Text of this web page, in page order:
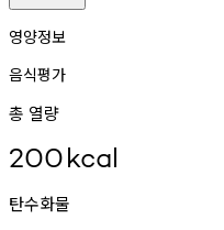
영양정보
음식평가
총 열량
200kcal
탄수화물